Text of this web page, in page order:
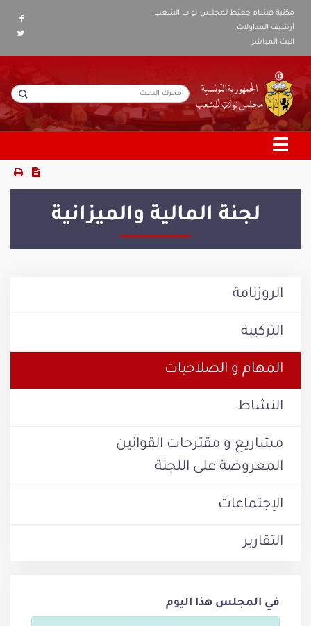
مكتبة هشام جعيّط لمجلس نواب الشعب
أرشيف المداولات
البث المباشر
لجنة المالية والميزانية
الروزنامة
التركيبة
المهام و الصلاحيات
النشاط
مشاريع و مقترحات القوانين
المعروضة على اللجنة
الإجتماعات
التقارير
في المجلس هذا اليوم